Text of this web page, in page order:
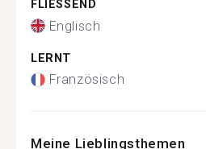
FLIESSEND
Englisch
LERNT
Französisch
Meine Lieblingsthemen